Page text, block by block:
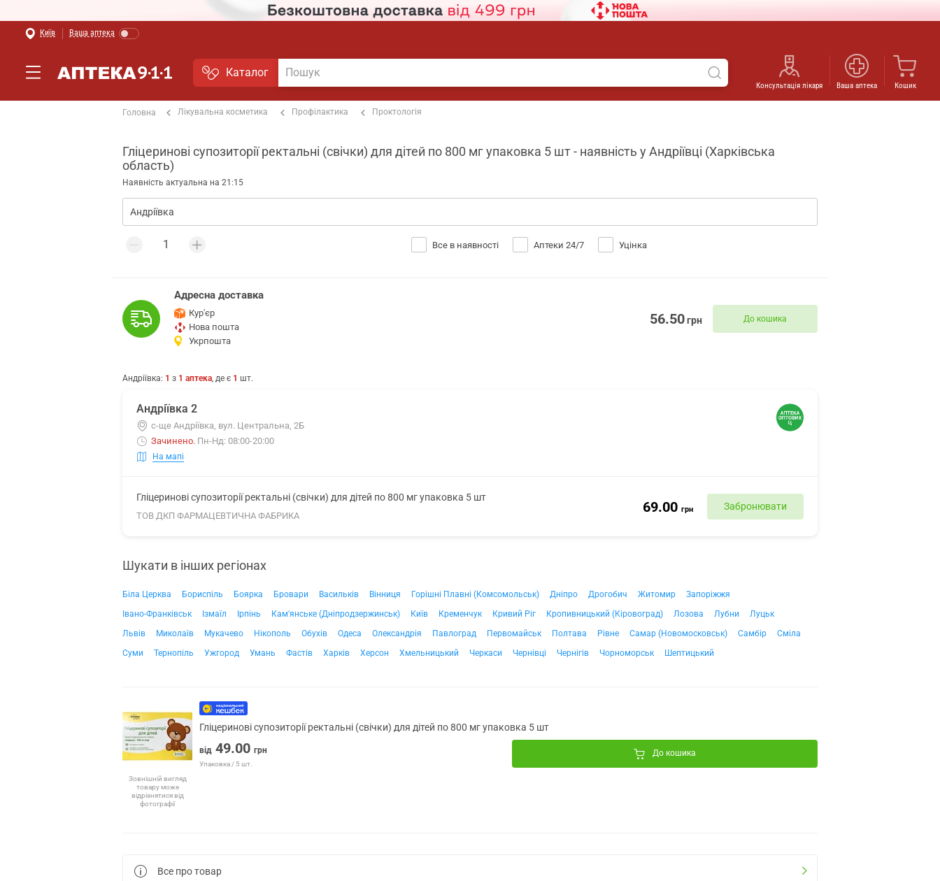
Київ Ваша аптека
Каталог
Консультація лікаря Ваша аптека Кошик
Головна Лікувальна косметика Профілактика Проктологія
Гліцеринові супозиторії ректальні (свічки) для дітей по 800 мг упаковка 5 шт - наявність у Андріївці (Харківська
область)
Наявність актуальна на 21:15
Все в наявності Аптеки 24/7 Уцінка
Адресна доставка
Кур'єр
Нова пошта
Укрпошта
56.50грн До кошика
Андріївка: 1 з 1 аптека, де є 1 шт.
Андріївка 2
с-ще Андріївка, вул. Центральна, 2Б
Зачинено. Пн-Нд: 08:00-20:00
На мапі
Гліцеринові супозиторії ректальні (свічки) для дітей по 800 мг упаковка 5 шт
ТОВ ДКП ФАРМАЦЕВТИЧНА ФАБРИКА
69.00 грн Забронювати
Шукати в інших регіонах
Біла Церква Бориспіль Боярка Бровари Васильків Вінниця Горішні Плавні (Комсомольськ) Дніпро Дрогобич Житомир
Запоріжжя
Івано-Франківськ
Ізмаїл Ірпінь Кам'янське (Дніпродзержинськ) Київ Кременчук Кривий Ріг Кропивницький (Кіровоград) Лозова Лубни
Луцьк
Львів
Миколаїв Мукачево Нікополь Обухів Одеса Олександрія Павлоград Первомайськ Полтава Рівне Самар (Новомосковськ) Самбір
Сміла
Суми
Тернопіль Ужгород Умань Фастів Харків Херсон Хмельницький Черкаси Чернівці Чернігів Чорноморськ Шептицький
Зовнішній вигляд
товару може
відрізнятися від
фотографії
Гліцеринові супозиторії ректальні (свічки) для дітей по 800 мг упаковка 5 шт
від 49.00 грн
Упаковка / 5 шт.
До кошика
Все про товар